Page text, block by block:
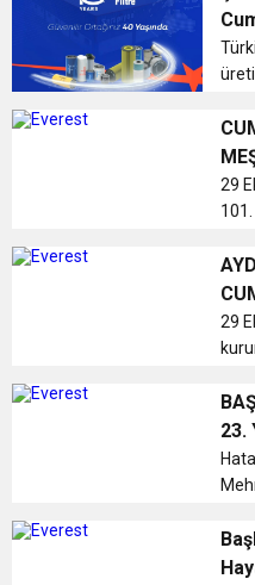
İTSO İŞ-KUR SGK TOPLANTI
DUYURUSU
21:40 CEYLANDERE’DE
KARAÇAY’A SEVGİ
BAŞKAN SAMİ
GÖNÜLLERE
İLE
29
29
23.